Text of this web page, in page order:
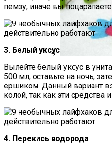
Пирожки С
пемзу, иначе вы
3. Белый уксус
Вылейте белый уксус в
500 мл, оставьте на ночь,
ершиком. Данный вариант
колой, так как эти
4. Перекись водорода